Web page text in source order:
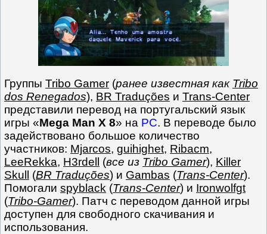
Группы Tribo Gamer (ранее известная как Tribo
dos Renegados), BR Traduções и Trans-Center
представили перевод на португальский язык
игры «Mega Man X 8» на PC. В переводе было
задействовано большое количество
участников: Mjarcos, guihighet, Ribacm,
LeeRekka, H3rdell (все из Tribo Gamer), Killer
Skull (BR Traduções) и Gambas (Trans-Center).
Помогали spyblack (Trans-Center) и Ironwolfgt
(Tribo-Gamer). Патч с переводом данной игры
доступен для свободного скачивания и
использования.